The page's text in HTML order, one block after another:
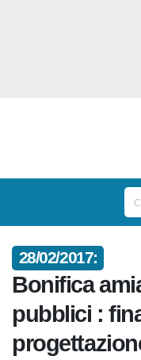
28/02/2017:
Bonifica
pubblici :